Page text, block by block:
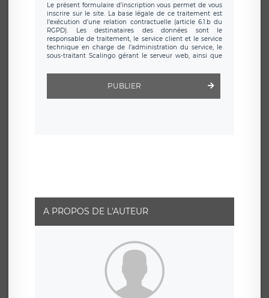
Le présent formulaire d’inscription vous permet de vous
inscrire sur le site. La base légale de ce traitement est
l’exécution d’une relation contractuelle (article 6.1.b du
RGPD). Les destinataires des données sont le
responsable de traitement, le service client et le service
technique en charge de l’administration du service, le
sous-traitant Scalingo gérant le serveur web, ainsi que
toute personne légalement autorisée. Le formulaire
d’inscription est hébergé sur un serveur hébergé par
clauses de
protection conformes au RGPD
. Les données collectées
sont conservées jusqu’à ce que l’Internaute en sollicite la
rue Léopold Sédar Senghor, joignable à l’adresse mail :
responsabledetraitement@legavox.fr. Vous avez
également le droit d’introduire une réclamation auprès
d’une autorité de contrôle.
PUBLIER
A PROPOS DE L'AUTEUR